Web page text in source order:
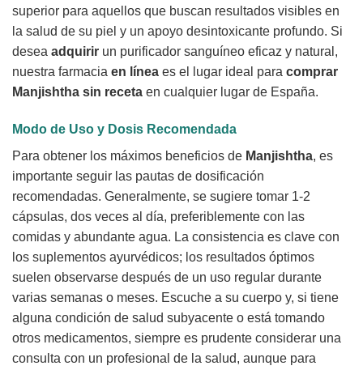
superior para aquellos que buscan resultados visibles en
la salud de su piel y un apoyo desintoxicante profundo. Si
desea adquirir un purificador sanguíneo eficaz y natural,
nuestra farmacia en línea es el lugar ideal para comprar
Manjishtha sin receta en cualquier lugar de España.
Modo de Uso y Dosis Recomendada
Para obtener los máximos beneficios de Manjishtha, es
importante seguir las pautas de dosificación
recomendadas. Generalmente, se sugiere tomar 1-2
cápsulas, dos veces al día, preferiblemente con las
comidas y abundante agua. La consistencia es clave con
los suplementos ayurvédicos; los resultados óptimos
suelen observarse después de un uso regular durante
varias semanas o meses. Escuche a su cuerpo y, si tiene
alguna condición de salud subyacente o está tomando
otros medicamentos, siempre es prudente considerar una
consulta con un profesional de la salud, aunque para